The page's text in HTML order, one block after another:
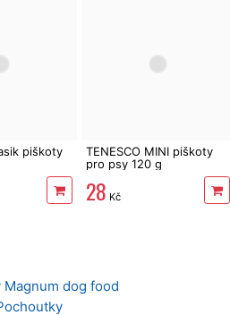
piškoty
TENESCO MINI piškoty
pro psy 120 g
28 Kč
dog food